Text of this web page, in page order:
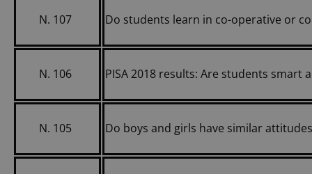
N. 107 Do students learn in co-operative or
N. 106 PISA 2018 results: Are students smart
N. 105 Do boys and girls have similar